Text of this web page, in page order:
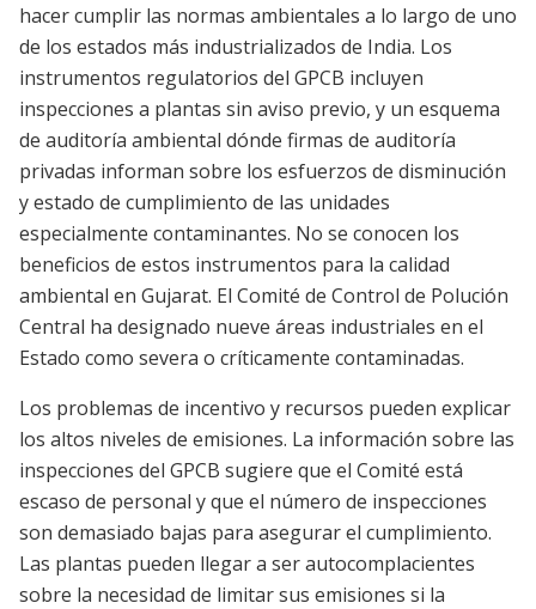
hacer cumplir las normas ambientales a lo largo de uno
de los estados más industrializados de India. Los
instrumentos regulatorios del GPCB incluyen
inspecciones a plantas sin aviso previo, y un esquema
de auditoría ambiental dónde firmas de auditoría
privadas informan sobre los esfuerzos de disminución
y estado de cumplimiento de las unidades
especialmente contaminantes. No se conocen los
beneficios de estos instrumentos para la calidad
ambiental en Gujarat. El Comité de Control de Polución
Central ha designado nueve áreas industriales en el
Estado como severa o críticamente contaminadas.
Los problemas de incentivo y recursos pueden explicar
los altos niveles de emisiones. La información sobre las
inspecciones del GPCB sugiere que el Comité está
escaso de personal y que el número de inspecciones
son demasiado bajas para asegurar el cumplimiento.
Las plantas pueden llegar a ser autocomplacientes
sobre la necesidad de limitar sus emisiones si la